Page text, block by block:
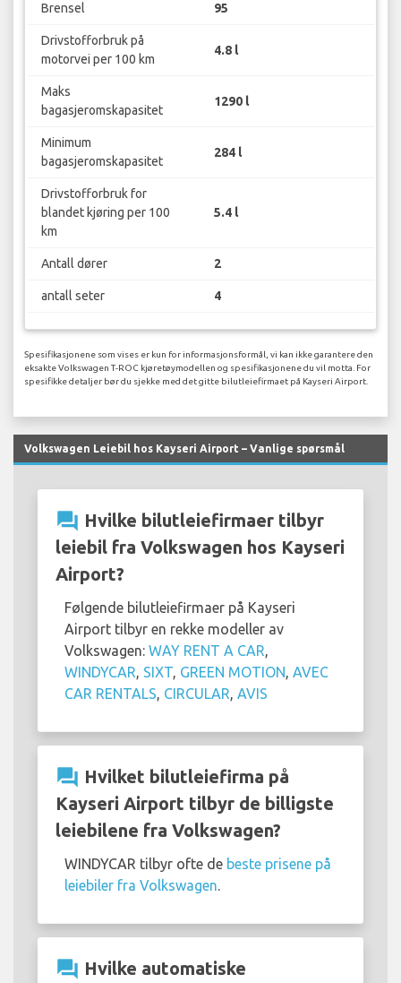
Brensel 95
Drivstofforbruk på
motorvei per 100 km
4.8 l
Maks
bagasjeromskapasitet
1290 l
Minimum
bagasjeromskapasitet
284 l
Drivstofforbruk for
blandet kjøring per 100
km
5.4 l
Antall dører 2
antall seter 4
Spesifikasjonene som vises er kun for informasjonsformål, vi kan ikke garantere den
eksakte Volkswagen T-ROC kjøretøymodellen og spesifikasjonene du vil motta. For
spesifikke detaljer bør du sjekke med det gitte bilutleiefirmaet på Kayseri Airport.
Volkswagen Leiebil hos Kayseri Airport – Vanlige spørsmål
question_answer Hvilke bilutleiefirmaer tilbyr
leiebil fra Volkswagen hos Kayseri
Airport?
Følgende bilutleiefirmaer på Kayseri
Airport tilbyr en rekke modeller av
Volkswagen: WAY RENT A CAR
WINDYCAR SIXT GREEN MOTION AVEC
CAR RENTALS CIRCULAR AVIS
question_answer Hvilket bilutleiefirma på
Kayseri Airport tilbyr de billigste
leiebilene fra Volkswagen?
WINDYCAR tilbyr ofte de beste prisene på
leiebiler fra Volkswagen
question_answer Hvilke automatiske